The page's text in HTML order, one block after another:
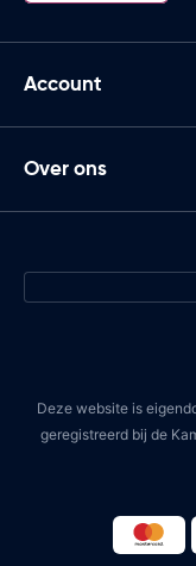
Account
Over ons
Deze website is
geregistreerd bij de